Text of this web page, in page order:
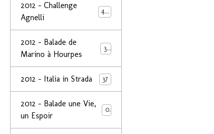
2012 - Challenge
Agnelli
44
2012 - Balade de
Marino à Hourpes
39
2012 - Italia in Strada 37
2012 - Balade une Vie,
un Espoir
0